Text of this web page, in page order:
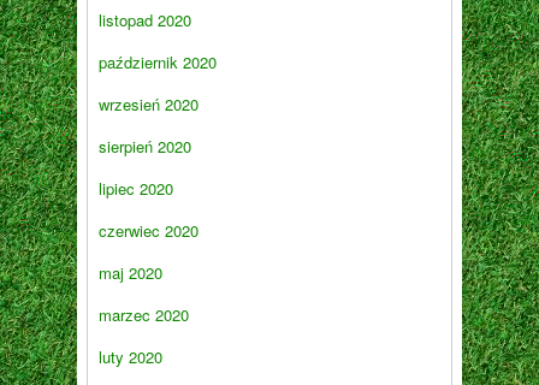
listopad 2020
październik 2020
wrzesień 2020
sierpień 2020
lipiec 2020
czerwiec 2020
maj 2020
marzec 2020
luty 2020